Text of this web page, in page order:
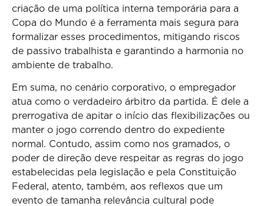
criação de uma política interna temporária para a
Copa do Mundo é a ferramenta mais segura para
formalizar esses procedimentos, mitigando riscos
de passivo trabalhista e garantindo a harmonia no
ambiente de trabalho.
Em suma, no cenário corporativo, o empregador
atua como o verdadeiro árbitro da partida. É dele a
prerrogativa de apitar o início das flexibilizações ou
manter o jogo correndo dentro do expediente
normal. Contudo, assim como nos gramados, o
poder de direção deve respeitar as regras do jogo
estabelecidas pela legislação e pela Constituição
Federal, atento, também, aos reflexos que um
evento de tamanha relevância cultural pode